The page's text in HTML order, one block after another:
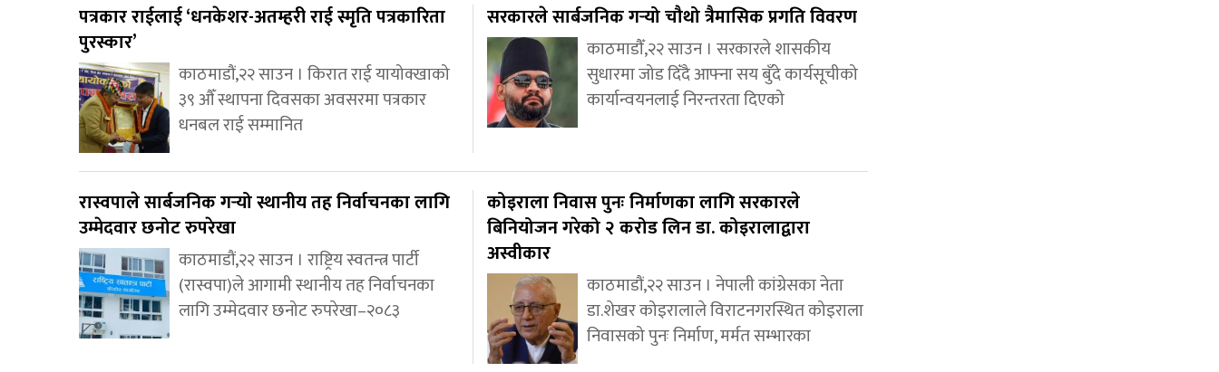
पत्रकार राईलाई ‘धनकेशर-अतम्हरी राई स्मृति पत्रकारिता
पुरस्कार’
काठमाडौं,२२ साउन । किरात राई यायोक्खाको
३९ औँ स्थापना दिवसका अवसरमा पत्रकार
धनबल राई सम्मानित
सरकारले सार्बजनिक गर्‍यो चौथो त्रैमासिक प्रगति विवरण
काठमाडौँ,२२ साउन । सरकारले शासकीय
सुधारमा जोड दिँदै आफ्ना सय बुँदे कार्यसूचीको
कार्यान्वयनलाई निरन्तरता दिएको
रास्वपाले सार्बजनिक गर्‍यो स्थानीय तह निर्वाचनका लागि
उम्मेदवार छनोट रुपरेखा
काठमाडौं,२२ साउन । राष्ट्रिय स्वतन्त्र पार्टी
(रास्वपा)ले आगामी स्थानीय तह निर्वाचनका
लागि उम्मेदवार छनोट रुपरेखा–२०८३
कोइराला निवास पुनः निर्माणका लागि सरकारले
बिनियोजन गरेको २ करोड लिन डा. कोइरालाद्वारा
अस्वीकार
काठमाडौं,२२ साउन । नेपाली कांग्रेसका नेता
डा.शेखर कोइरालाले विराटनगरस्थित कोइराला
निवासको पुनः निर्माण, मर्मत सम्भारका